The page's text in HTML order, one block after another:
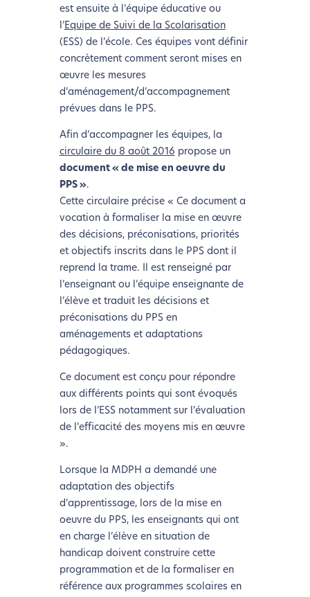
Si vous aussi vous souhaitez diminuer drastiquement
les besoins énergétiques nécessaires à votre
navigation, vous pouvez
le parcourir dans son Mode
Eco. Celui-ci sollicitera très peu nos serveurs et vous
deviendrez ainsi un acteur majeur de
l’écoconception.
Activer le Mode Eco Annuler
est ensuite à l’équipe éducative ou
l’Equipe de Suivi de la Scolarisation
(ESS) de l’école. Ces équipes vont définir
concrètement comment seront mises en
œuvre les mesures
d’aménagement/d’accompagnement
prévues dans le PPS.
Afin d’accompagner les équipes, la
circulaire du 8 août 2016 propose un
document « de mise en oeuvre du
PPS ».
Cette circulaire précise « Ce document a
vocation à formaliser la mise en œuvre
des décisions, préconisations, priorités
et objectifs inscrits dans le PPS dont il
reprend la trame. Il est renseigné par
l’enseignant ou l’équipe enseignante de
l’élève et traduit les décisions et
préconisations du PPS en
aménagements et adaptations
pédagogiques.
Ce document est conçu pour répondre
aux différents points qui sont évoqués
lors de l’ESS notamment sur l’évaluation
de l’efficacité des moyens mis en œuvre
».
Lorsque la MDPH a demandé une
adaptation des objectifs
d’apprentissage, lors de la mise en
oeuvre du PPS, les enseignants qui ont
en charge l’élève en situation de
handicap doivent construire cette
programmation et de la formaliser en
référence aux programmes scolaires en